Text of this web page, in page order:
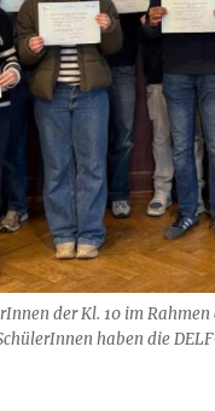
der Kl. 10 im
haben die